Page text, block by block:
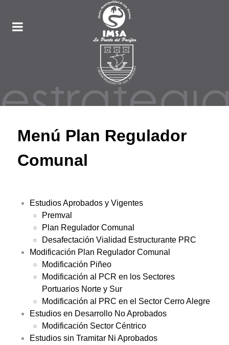
Menú Plan Regulador
Comunal
Estudios Aprobados y Vigentes
Premval
Plan Regulador Comunal
Desafectación Vialidad Estructurante PRC
Modificación Plan Regulador Comunal
Modificación Piñeo
Modificación al PCR en los Sectores
Portuarios Norte y Sur
Modificación al PRC en el Sector Cerro Alegre
Estudios en Desarrollo No Aprobados
Modificación Sector Céntrico
Estudios sin Tramitar Ni Aprobados